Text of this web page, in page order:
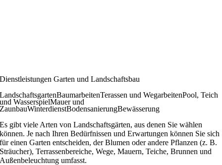
Dienstleistungen Garten und Landschaftsbau
LandschaftsgartenBaumarbeitenTerassen und WegarbeitenPool, Teich
und WasserspielMauer und
ZaunbauWinterdienstBodensanierungBewässerung
Es gibt viele Arten von Landschaftsgärten, aus denen Sie wählen
können. Je nach Ihren Bedürfnissen und Erwartungen können Sie sich
für einen Garten entscheiden, der Blumen oder andere Pflanzen (z. B.
Sträucher), Terrassenbereiche, Wege, Mauern, Teiche, Brunnen und
Außenbeleuchtung umfasst.